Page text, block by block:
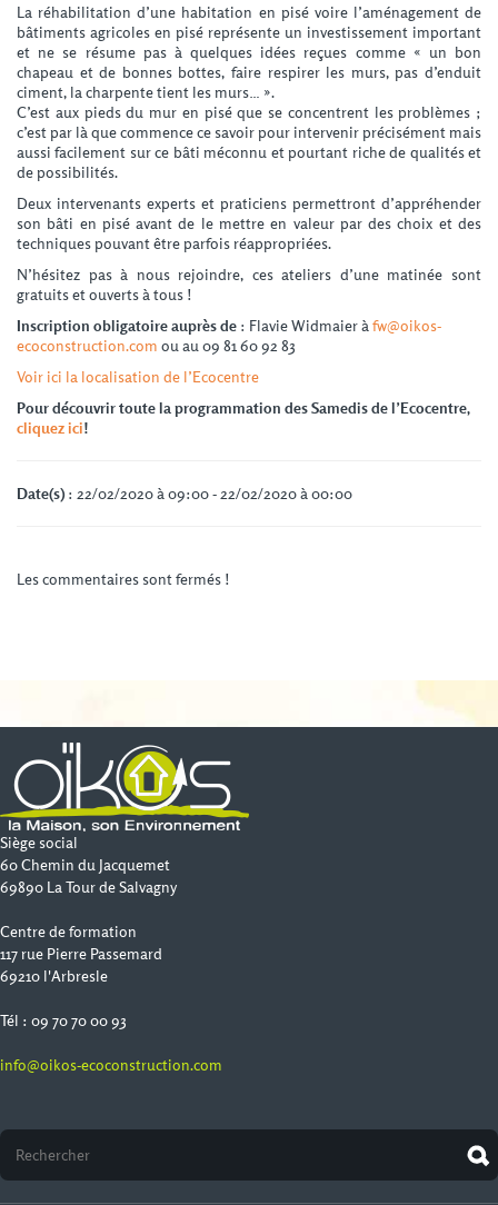
La réhabilitation d’une habitation en pisé voire l’aménagement de
bâtiments agricoles en pisé représente un investissement important
et ne se résume pas à quelques idées reçues comme « un bon
chapeau et de bonnes bottes, faire respirer les murs, pas d’enduit
ciment, la charpente tient les murs… ».
C’est aux pieds du mur en pisé que se concentrent les problèmes ;
c’est par là que commence ce savoir pour intervenir précisément mais
aussi facilement sur ce bâti méconnu et pourtant riche de qualités et
de possibilités.
Deux intervenants experts et praticiens permettront d’appréhender
son bâti en pisé avant de le mettre en valeur par des choix et des
techniques pouvant être parfois réappropriées.
N’hésitez pas à nous rejoindre, ces ateliers d’une matinée sont
gratuits et ouverts à tous !
Inscription obligatoire auprès de : Flavie Widmaier à fw@oikos-
ecoconstruction.com ou au 09 81 60 92 83
Voir ici la localisation de l’Ecocentre
Pour découvrir toute la programmation des Samedis de l’Ecocentre,
cliquez ici!
Date(s): 22/02/2020 à 09:00 - 22/02/2020 à 00:00
Les commentaires sont fermés !
Siège social
60 Chemin du Jacquemet
69890 La Tour de Salvagny
Centre de formation
117 rue Pierre Passemard
69210 l'Arbresle
Tél : 09 70 70 00 93
info@oikos-ecoconstruction.com